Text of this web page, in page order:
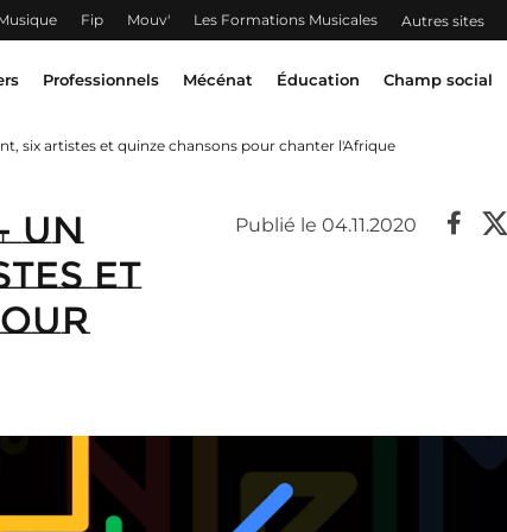
Fip Mouv' Les Formations Musicales Autres sites
Professionnels Mécénat Éducation Champ social
six artistes et quinze chansons pour chanter l'Afrique
Un
et
Publié le 04.11.2020